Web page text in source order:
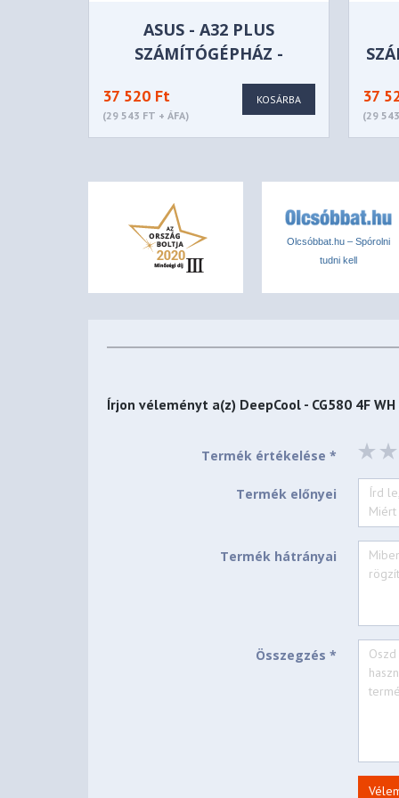
6933412765189
R-CG580-WHADA4-G-1
ASUS - A32 PLUS
SZÁMÍTÓGÉPHÁZ -
37 520 Ft
(29 543 FT + ÁFA)
KOSÁRBA 37
(29
Olcsóbbat.hu – Spórolni
tudni kell
Írjon véleményt a(z) DeepCool - CG580 4F
Termék értékelése *
Termék előnyei
Termék hátrányai
Összegzés *